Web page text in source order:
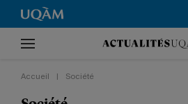
Accueil Société